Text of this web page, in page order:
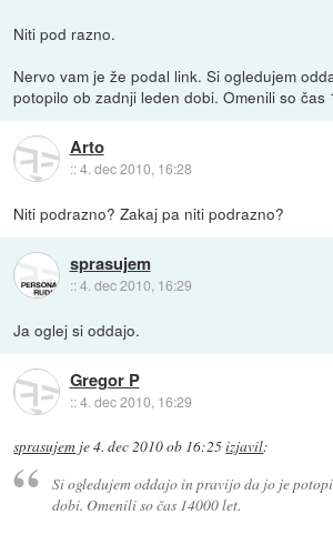
Niti pod razno.
Nervo vam je že podal link. Si ogledujem
potopilo ob zadnji leden dobi. Omenili so čas
Arto
::4. dec 2010, 16:28
Niti podrazno? Zakaj pa niti podrazno?
sprasujem
::4. dec 2010, 16:29
Ja oglej si oddajo.
Gregor P
::4. dec 2010, 16:29
sprasujem je4. dec 2010 ob 16:25izjavil:
Si ogledujem oddajo in pravijo da jo je
dobi. Omenili so čas 14000 let.